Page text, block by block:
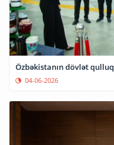
Özbəkistanın dövlət
04-06-2026